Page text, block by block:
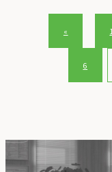
« 1
6